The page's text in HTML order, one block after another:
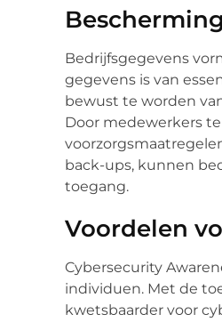
Bedrijfsgegevens
gegevens is van
bewust te worden
Door medewerkers
back-ups, kunnen
toegang.
Voordelen
Cybersecurity
individuen. Met de
kwetsbaarder voor